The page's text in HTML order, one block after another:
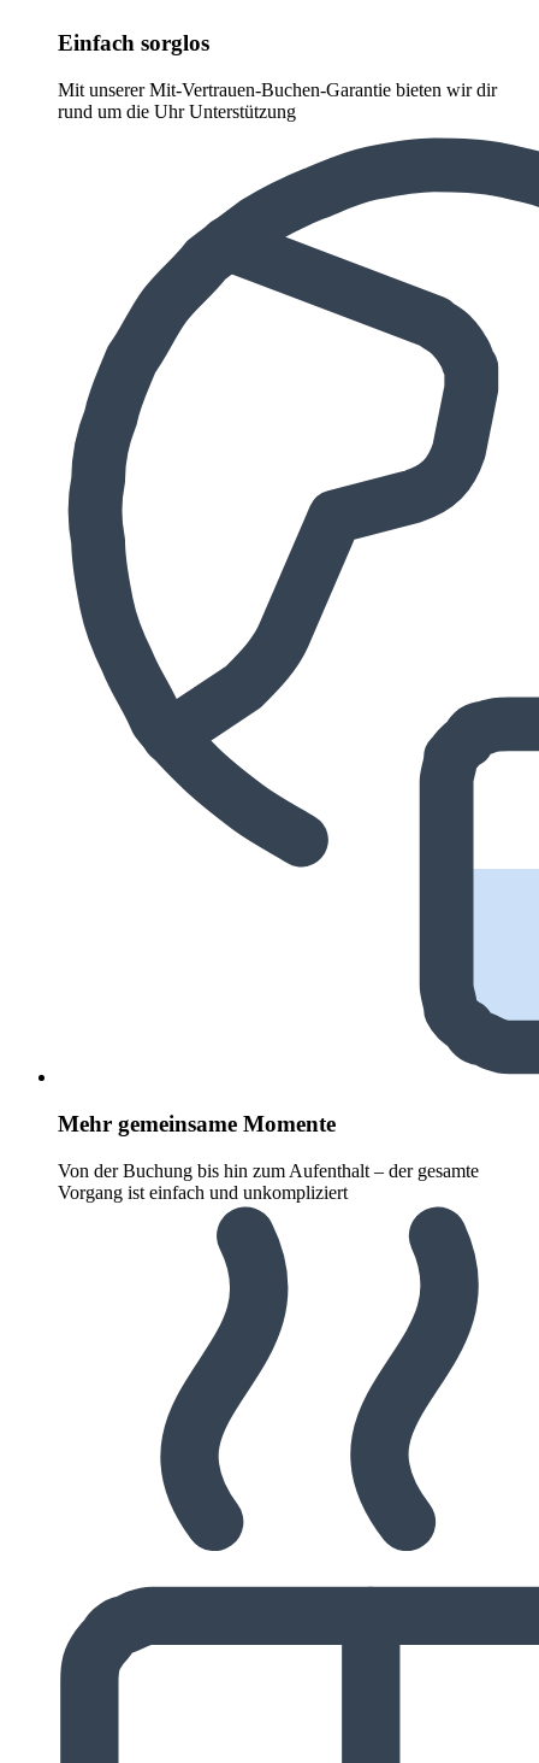
Einfach sorglos
Mit unserer Mit-Vertrauen-Buchen-Garantie bieten wir dir
rund um die Uhr Unterstützung
Mehr gemeinsame Momente
Von der Buchung bis hin zum Aufenthalt – der gesamte
Vorgang ist einfach und unkompliziert